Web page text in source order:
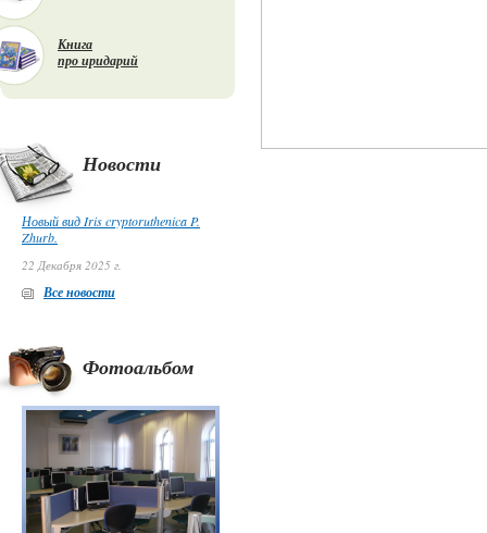
Книга
про иридарий
Новости
Новый вид Iris cryptoruthenica P.
Zhurb.
22 Декабря 2025 г.
Все новости
Фотоальбом